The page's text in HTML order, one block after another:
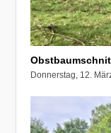
Donnerstag, 12.